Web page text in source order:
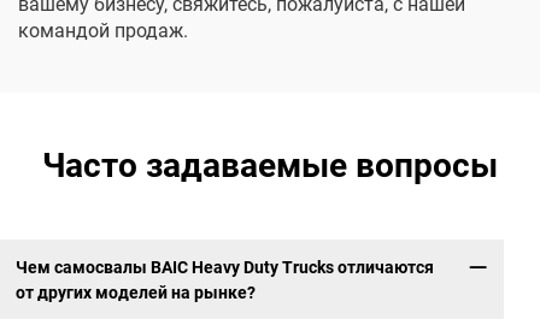
командой продаж.
Часто задаваемые вопросы
Чем самосвалы BAIC Heavy Duty Trucks отличаются
от других моделей на рынке?